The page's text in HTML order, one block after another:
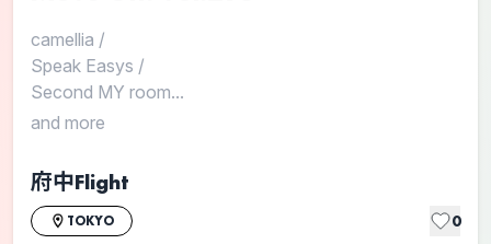
camellia /
Speak Easys /
Second MY room...
and more
府中Flight
TOKYO 0